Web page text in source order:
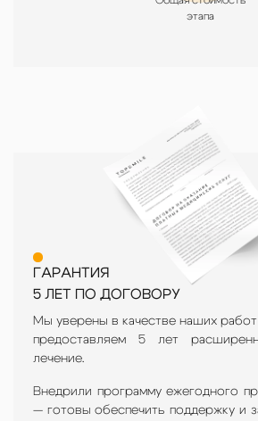
этапа
ГАРАНТИЯ
5 ЛЕТ ПО ДОГОВОРУ
Мы уверены в качестве наших
предоставляем 5 лет
лечение.
Внедрили программу ежегодного
— готовы обеспечить поддержку и